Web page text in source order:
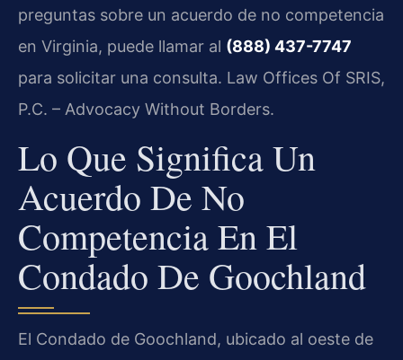
preguntas sobre un acuerdo de no competencia
en Virginia, puede llamar al (888) 437-7747
para solicitar una consulta. Law Offices Of SRIS,
P.C. – Advocacy Without Borders.
Lo Que Significa Un
Acuerdo De No
Competencia En El
Condado De Goochland
El Condado de Goochland, ubicado al oeste de